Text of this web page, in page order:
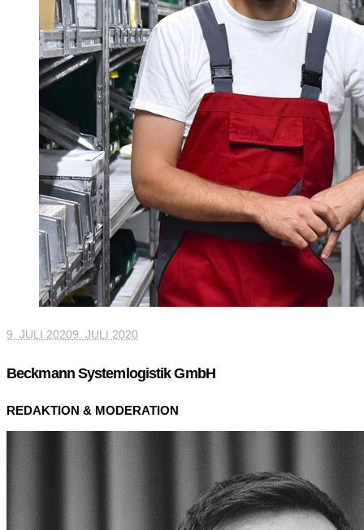
9. JULI 20209. JULI 2020
Beckmann Systemlogistik GmbH
REDAKTION & MODERATION